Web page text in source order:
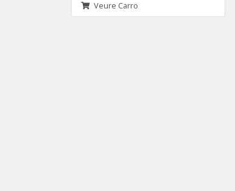
Veure Carro